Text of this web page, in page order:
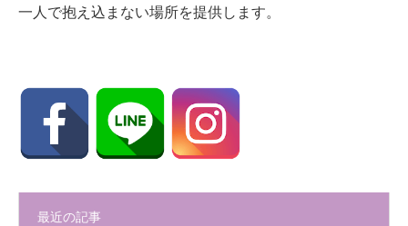
一人で抱え込まない場所を提供します。
最近の記事